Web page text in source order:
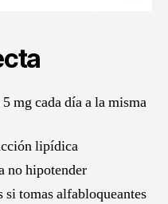
mg cada día a la misma
lipídica
no hipotender
tomas alfabloqueantes